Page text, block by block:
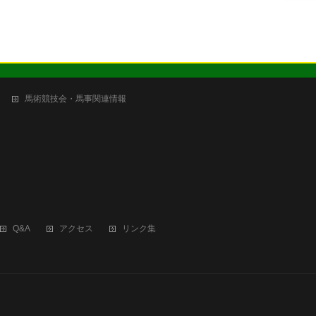
馬術競技会・馬事関連情報
Q&A アクセス
リンク集